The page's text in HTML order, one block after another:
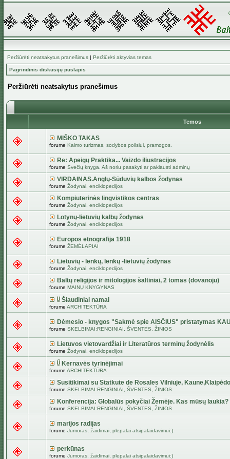
Peržiūrėti neatsakytus pranešimus | Peržiūrėti aktyvias temas
Pagrindinis diskusijų puslapis
Peržiūrėti neatsakytus pranešimus
Temos
MIŠKO TAKAS
forume Kaimo turizmas, sodybos poilsiui, pramogos.
Re: Apeigų Praktika... Vaizdo iliustracijos
forume Svečių knyga. Aš noriu pasakyti ar paklausti adminų
VIRDAINAS.Anglų-Sūduvių kalbos žodynas
forume Žodynai, enciklopedijos
Kompiuterinės lingvistikos centras
forume Žodynai, enciklopedijos
Lotynų-lietuvių kalbų žodynas
forume Žodynai, enciklopedijos
Europos etnografija 1918
forume ŽEMĖLAPIAI
Lietuvių - lenkų, lenkų -lietuvių žodynas
forume Žodynai, enciklopedijos
Baltų religijos ir mitologijos šaltiniai, 2 tomas (dovanoju)
forume MAINŲ KNYGYNAS
Šiaudiniai namai
forume ARCHITEKTŪRA
Dėmesio - knygos "Sakmė spie AISČIUS" pristatymas
forume SKELBIMAI:RENGINIAI, ŠVENTĖS, ŽINIOS
Lietuvos vietovardžiai ir Literatūros terminų žodynėlis
forume Žodynai, enciklopedijos
Kernavės tyrinėjimai
forume ARCHITEKTŪRA
Susitikimai su Statkute de Rosales Vilniuje,
forume SKELBIMAI:RENGINIAI, ŠVENTĖS, ŽINIOS
Konferencija: Globalūs pokyčiai Žemėje. Kas mūsų laukia?
forume SKELBIMAI:RENGINIAI, ŠVENTĖS, ŽINIOS
marijos radijas
forume Jumoras, žaidimai, plepalai atsipalaidavimui:)
perkūnas
forume Jumoras, žaidimai, plepalai atsipalaidavimui:)